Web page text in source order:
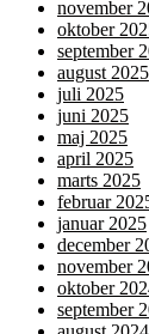
november
oktober
september
august 2025
juli 2025
juni 2025
maj 2025
april 2025
marts 2025
februar
januar 2025
december
november
oktober
september